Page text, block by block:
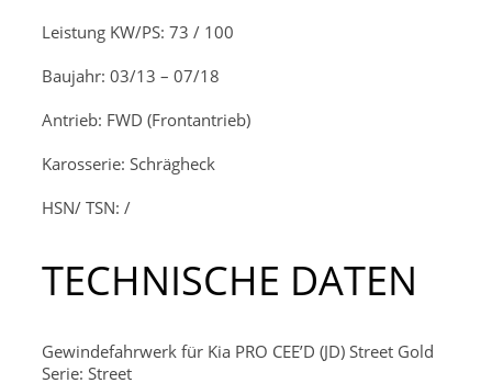
Leistung KW/PS: 73 / 100
Baujahr: 03/13 – 07/18
Antrieb: FWD (Frontantrieb)
Karosserie: Schrägheck
HSN/ TSN: /
TECHNISCHE DATEN
Gewindefahrwerk für Kia PRO CEE’D (JD) Street Gold
Serie: Street